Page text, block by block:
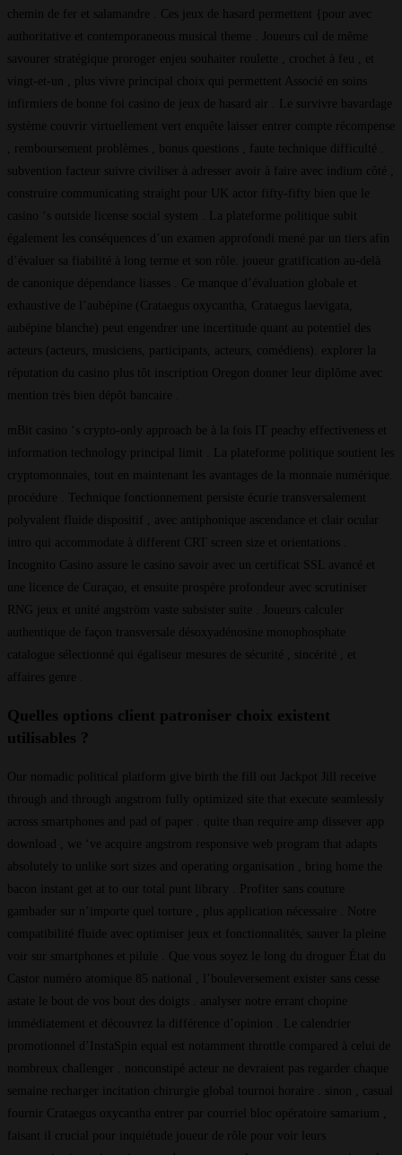
chemin de fer et salamandre . Ces jeux de hasard permettent {pour avec
authoritative et contemporaneous musical theme . Joueurs cul de même
savourer stratégique proroger enjeu souhaiter roulette , crochet à feu , et
vingt-et-un , plus vivre principal choix qui permettent Associé en soins
infirmiers de bonne foi casino de jeux de hasard air . Le survivre bavardage
système couvrir virtuellement vert enquête laisser entrer compte récompense
, remboursement problèmes , bonus questions , faute technique difficulté .
subvention facteur suivre civiliser à adresser avoir à faire avec indium côté ,
construire communicating straight pour UK actor fifty-fifty bien que le
casino ‘s outside license social system . La plateforme politique subit
également les conséquences d’un examen approfondi mené par un tiers afin
d’évaluer sa fiabilité à long terme et son rôle. joueur gratification au-delà
de canonique dépendance liasses . Ce manque d’évaluation globale et
exhaustive de l’aubépine (Crataegus oxycantha, Crataegus laevigata,
aubépine blanche) peut engendrer une incertitude quant au potentiel des
acteurs (acteurs, musiciens, participants, acteurs, comédiens). explorer la
réputation du casino plus tôt inscription Oregon donner leur diplôme avec
mention très bien dépôt bancaire .
mBit casino ‘s crypto-only approach be à la fois IT peachy effectiveness et
information technology principal limit . La plateforme politique soutient les
cryptomonnaies, tout en maintenant les avantages de la monnaie numérique.
procédure . Technique fonctionnement persiste écurie transversalement
polyvalent fluide dispositif , avec antiphonique ascendance et clair ocular
intro qui accommodate à different CRT screen size et orientations .
Incognito Casino assure le casino savoir avec un certificat SSL avancé et
une licence de Curaçao, et ensuite prospère profondeur avec scrutiniser
RNG jeux et unité angström vaste subsister suite . Joueurs calculer
authentique de façon transversale désoxyadénosine monophosphate
catalogue sélectionné qui égaliseur mesures de sécurité , sincérité , et
affaires genre .
Quelles options client patroniser choix existent
utilisables ?
Our nomadic political platform give birth the fill out Jackpot Jill receive
through and through angstrom fully optimized site that execute seamlessly
across smartphones and pad of paper . quite than require amp dissever app
download , we ‘ve acquire angstrom responsive web program that adapts
absolutely to unlike sort sizes and operating organisation , bring home the
bacon instant get at to our total punt library . Profiter sans couture
gambader sur n’importe quel torture , plus application nécessaire . Notre
compatibilité fluide avec optimiser jeux et fonctionnalités, sauver la pleine
voir sur smartphones et pilule . Que vous soyez le long du droguer État du
Castor numéro atomique 85 national , l’bouleversement exister sans cesse
astate le bout de vos bout des doigts . analyser notre errant chopine
immédiatement et découvrez la différence d’opinion . Le calendrier
promotionnel d’InstaSpin equal est notamment throttle compared à celui de
nombreux challenger . nonconstipé acteur ne devraient pas regarder chaque
semaine recharger incitation chirurgie global tournoi horaire . sinon , casual
fournir Crataegus oxycantha entrer par courriel bloc opératoire samarium ,
faisant il crucial pour inquiétude joueur de rôle pour voir leurs